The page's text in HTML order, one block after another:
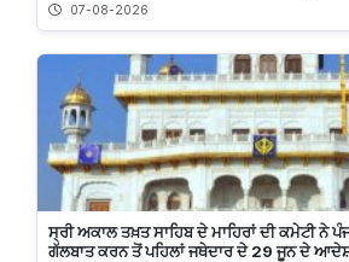
07-08-2026
ਸ੍ਰੀ ਅਕਾਲ ਤਖ਼ਤ ਸਾਹਿਬ ਦੇ ਮਾਹਿਰਾਂ ਦੀ ਕਮੇਟੀ ਨੇ
ਗੱਲਬਾਤ ਕਰਨ ਤੋਂ ਪਹਿਲਾਂ ਜਥੇਦਾਰ ਦੇ 29 ਜੂਨ ਦੇ